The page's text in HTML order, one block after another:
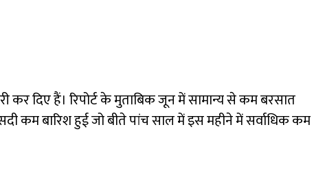
दिए हैं। रिपोर्ट के मुताबिक जून में सामान्य से कम बरसात
कम बारिश हुई जो बीते पांच साल में इस महीने में सर्वाधिक कम